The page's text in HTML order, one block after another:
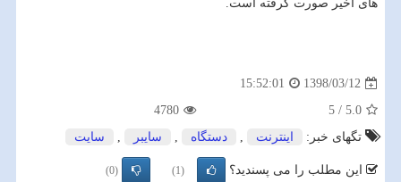
های اخیر صورت گرفته است.
1398/03/12
15:52:01
5.0
/
5
4780
تگهای خبر:
اینترنت , دستگاه , سایبر , سایت
این مطلب را می پسندید؟ (1)
(0)